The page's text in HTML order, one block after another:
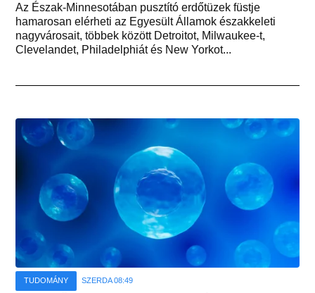
Az Észak-Minnesotában pusztító erdőtüzek füstje
hamarosan elérheti az Egyesült Államok északkeleti
nagyvárosait, többek között Detroitot, Milwaukee-t,
Clevelandet, Philadelphiát és New Yorkot...
TUDOMÁNY SZERDA 08:49